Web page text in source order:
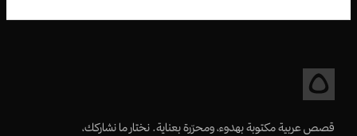
قصص عربية مكتوبة بهدوء، ومحرّرة بعناية. نختار ما نشاركك،